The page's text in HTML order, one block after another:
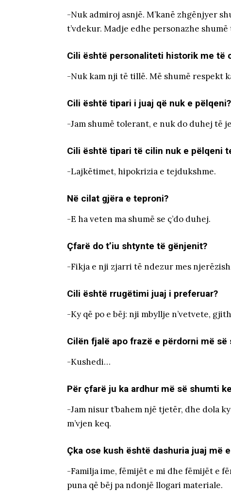
-Nuk admiroj asnjë. M’kanë zhgënjyer
t’vdekur. Madje edhe personazhe
Cili është personaliteti historik me
-Nuk kam nji të tillë. Më shumë respekt
Cili është tipari i juaj që nuk e pëlqeni?
-Jam shumë tolerant, e nuk do duhej të
Cili është tipari të cilin nuk e pëlqeni
-Lajkëtimet, hipokrizia e tejdukshme.
Në cilat gjëra e teproni?
-E ha veten ma shumë se ç’do duhej.
Çfarë do t’iu shtynte të gënjenit?
-Fikja e nji zjarri të ndezur mes
Cili është rrugëtimi juaj i preferuar?
-Ky që po e bëj: nji mbyllje n’vetvete,
Cilën fjalë apo frazë e përdorni më së
-Kushedi…
Për çfarë ju ka ardhur më së shumti
-Jam nisur t’bahem një tjetër, dhe dola
m’vjen keq.
Çka ose kush është dashuria juaj më
-Familja ime, fëmijët e mi dhe fëmijët e
puna që bëj pa ndonjë llogari materiale.